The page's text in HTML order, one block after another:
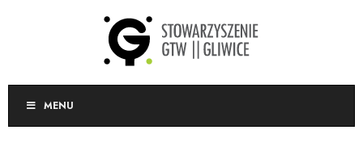
MENU